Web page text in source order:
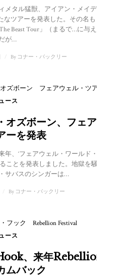
メタル猛獣、アイアン・メイデンが
なツアーを発表した。その名も
The Beast Tour」（まるで…に与えられた
が…
By コナー・バックリー
ース
オズボーン、フェアウェ
ーを発表
年、‘フェアウェル・ワールド・ツア
ことを発表しました。地獄を騒がせ
サバスのシンガーは…
By コナー・バックリー
ース
、来年Rebellion
ムバック